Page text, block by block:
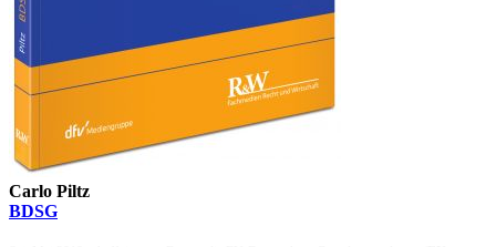
Carlo Piltz
BDSG